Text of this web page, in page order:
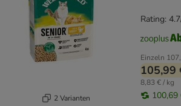
2 Varianten
Einzeln
105,99
8,83 € / kg
100,69
Rating: